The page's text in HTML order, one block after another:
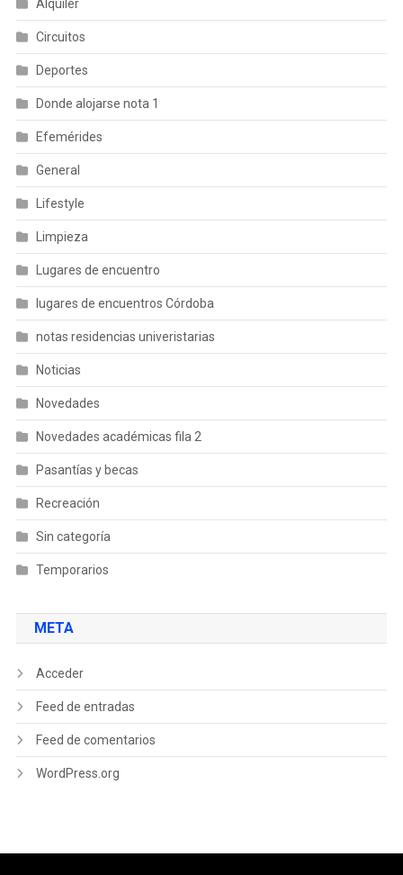
Alquiler
Circuitos
Deportes
Donde alojarse nota 1
Efemérides
General
Lifestyle
Limpieza
Lugares de encuentro
lugares de encuentros Córdoba
notas residencias univeristarias
Noticias
Novedades
Novedades académicas fila 2
Pasantías y becas
Recreación
Sin categoría
Temporarios
META
Acceder
Feed de entradas
Feed de comentarios
WordPress.org